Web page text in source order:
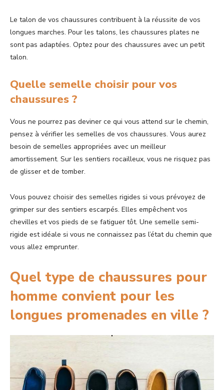
Le talon de vos chaussures contribuent à la réussite de vos
longues marches. Pour les talons, les chaussures plates ne
sont pas adaptées. Optez pour des chaussures avec un petit
talon.
Quelle semelle choisir pour vos
chaussures ?
Vous ne pourrez pas deviner ce qui vous attend sur le chemin,
pensez à vérifier les semelles de vos chaussures. Vous aurez
besoin de semelles appropriées avec un meilleur
amortissement. Sur les sentiers rocailleux, vous ne risquez pas
de glisser et de tomber.
Vous pouvez choisir des semelles rigides si vous prévoyez de
grimper sur des sentiers escarpés. Elles empêchent vos
chevilles et vos pieds de se fatiguer tôt. Une semelle semi-
rigide est idéale si vous ne connaissez pas l’état du chemin que
vous allez emprunter.
Quel type de chaussures pour
homme convient pour les
longues promenades en ville ?